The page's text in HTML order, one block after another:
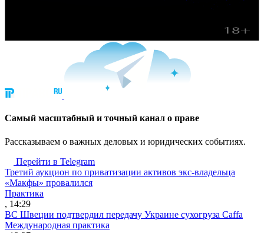
Cамый масштабный и точный канал о праве
Рассказываем о важных деловых и юридических событиях.
Перейти в Telegram
Третий аукцион по приватизации активов экс-владельца
«Макфы» провалился
Практика
, 14:29
ВС Швеции подтвердил передачу Украине сухогруза Caffa
Международная практика